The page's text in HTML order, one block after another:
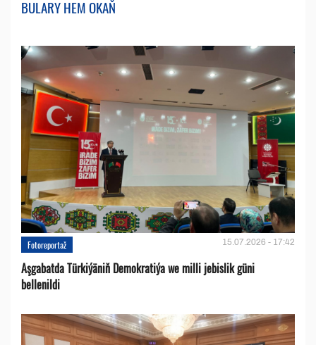
BULARY HEM OKAŇ
Fotoreportaž 15.07.2026 - 17:42
Aşgabatda Türkiýäniň Demokratiýa we milli jebislik güni
bellenildi